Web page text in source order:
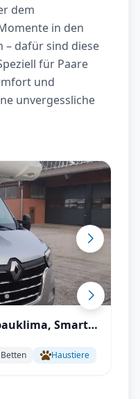
dem
in den
– dafür sind diese
für Paare
und
unvergessliche
Smart-
mit All-
Betten Haustiere